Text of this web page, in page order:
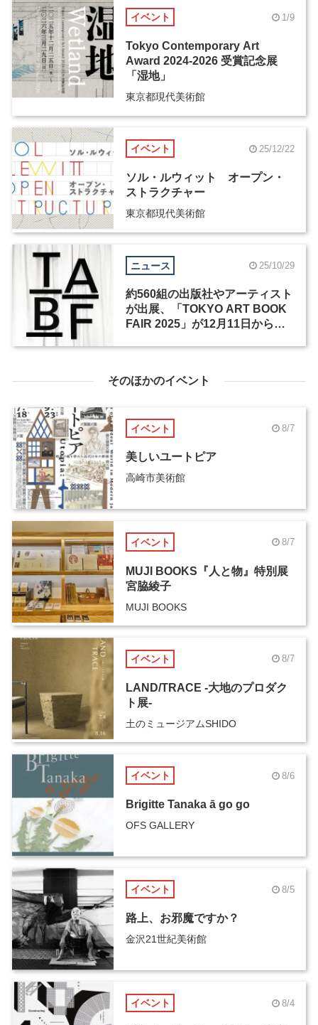
イベント 1/9
Tokyo Contemporary Art
Award 2024-2026 受賞記念展
「湿地」
東京都現代美術館
イベント 25/12/22
ソル・ルウィット オープン・
ストラクチャー
東京都現代美術館
ニュース 25/10/29
約560組の出版社やアーティスト
が出展、「TOKYO ART BOOK
FAIR 2025」が12月11日から開
そのほかのイベント
イベント 8/7
美しいユートピア
高崎市美術館
イベント 8/7
MUJI BOOKS『人と物』特別展
宮脇綾子
MUJI BOOKS
イベント 8/7
LAND/TRACE -大地のプロダク
ト展-
土のミュージアムSHIDO
イベント 8/6
Brigitte Tanaka ā go go
OFS GALLERY
イベント 8/5
路上、お邪魔ですか？
金沢21世紀美術館
イベント 8/4